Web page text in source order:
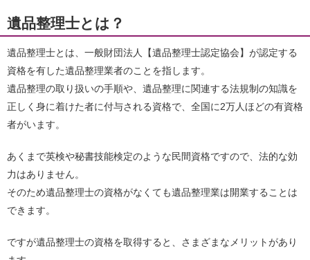
遺品整理士とは？
遺品整理士とは、一般財団法人【遺品整理士認定協会】が認定する
資格を有した遺品整理業者のことを指します。
遺品整理の取り扱いの手順や、遺品整理に関連する法規制の知識を
正しく身に着けた者に付与される資格で、全国に2万人ほどの有資格
者がいます。
あくまで英検や秘書技能検定のような民間資格ですので、法的な効
力はありません。
そのため遺品整理士の資格がなくても遺品整理業は開業することは
できます。
ですが遺品整理士の資格を取得すると、さまざまなメリットがあり